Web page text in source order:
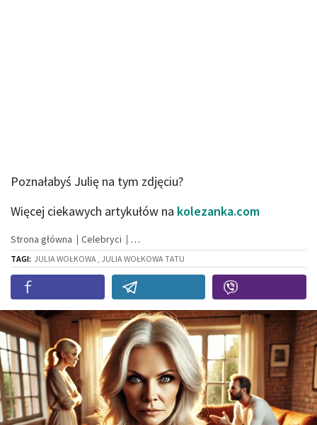
Poznałabyś Julię na tym zdjęciu?
Więcej ciekawych artykułów na kolezanka.com
Strona główna Celebryci
TAGI: JULIA WOŁKOWA , JULIA WOŁKOWA TATU